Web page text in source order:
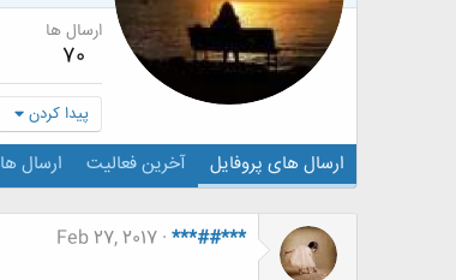
ارسال ها
70
پیدا کردن
ارسال های پروفایل آخرین فعالیت ارسال ها
***##***
Feb 27, 2017